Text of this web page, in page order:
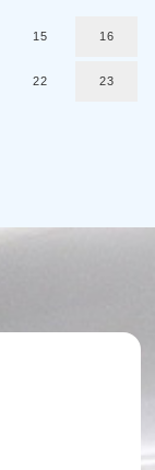
15 16
22 23